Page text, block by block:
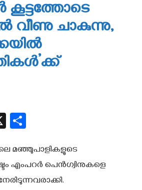
വീണു ചാകുന്നു,
X
മഞ്ഞുപാളികളുടെ
എംപറര്‍ പെന്‍ഗ്വിനുകളെ